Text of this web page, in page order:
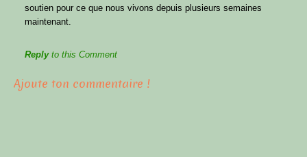
soutien pour ce que nous vivons depuis plusieurs semaines
maintenant.
Replyto this Comment
Ajoute ton commentaire !